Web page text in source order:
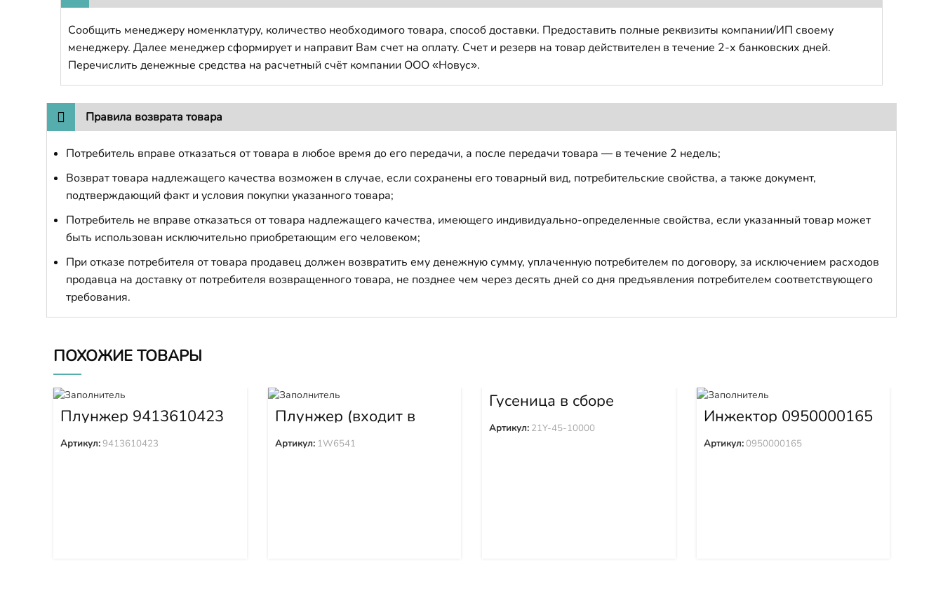
Сообщить менеджеру номенклатуру, количество необходимого товара, способ доставки. Предоставить полные реквизиты компании/ИП своему
менеджеру. Далее менеджер сформирует и направит Вам счет на оплату. Счет и резерв на товар действителен в течение 2-х банковских дней.
Перечислить денежные средства на расчетный счёт компании ООО «Новус».
Правила возврата товара
Потребитель вправе отказаться от товара в любое время до его передачи, а после передачи товара — в течение 2 недель;
Возврат товара надлежащего качества возможен в случае, если сохранены его товарный вид, потребительские свойства, а также документ,
подтверждающий факт и условия покупки указанного товара;
Потребитель не вправе отказаться от товара надлежащего качества, имеющего индивидуально-определенные свойства, если указанный товар может
быть использован исключительно приобретающим его человеком;
При отказе потребителя от товара продавец должен возвратить ему денежную сумму, уплаченную потребителем по договору, за исключением расходов
продавца на доставку от потребителя возвращенного товара, не позднее чем через десять дней со дня предъявления потребителем соответствующего
требования.
ПОХОЖИЕ ТОВАРЫ
Плунжер 9413610423
Артикул:9413610423
Плунжер (входит в
1W6539) 1W6541
Артикул: 1W6541
Гусеница в сборе
Shantui (45звХ600мм)
21Y-45-10000
Артикул: 21Y-45-10000
Инжектор 0950000165
Артикул:0950000165